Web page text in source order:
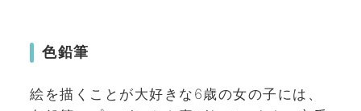
色鉛筆
絵を描くことが大好きな6歳の女の子には、